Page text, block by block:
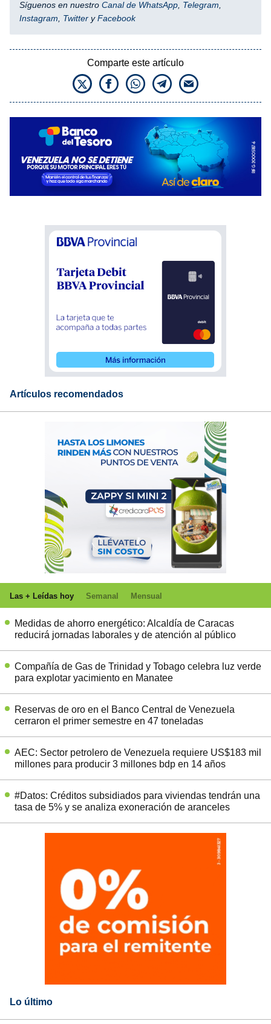
Síguenos en nuestro Canal de WhatsApp Telegram
Instagram
Twitter yFacebook
Comparte este artículo
Artículos recomendados
Las + Leídas hoy Semanal Mensual
Medidas de ahorro energético: Alcaldía de Caracas
reducirá jornadas laborales y de atención al público
Compañía de Gas de Trinidad y Tobago celebra luz verde
para explotar yacimiento en Manatee
Reservas de oro en el Banco Central de Venezuela
cerraron el primer semestre en 47 toneladas
AEC: Sector petrolero de Venezuela requiere US$183 mil
millones para producir 3 millones bdp en 14 años
#Datos: Créditos subsidiados para viviendas tendrán una
tasa de 5% y se analiza exoneración de aranceles
Lo último